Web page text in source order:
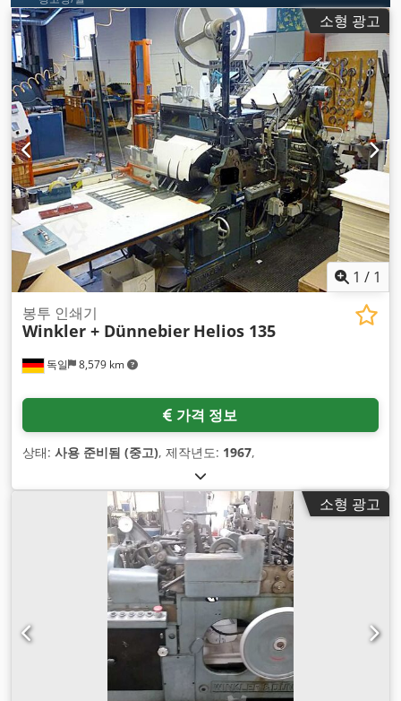
소형 광고
1 / 1
독일 8,579 km
봉투 인쇄기
Winkler + Dünnebier Helios 135
가격 정보
상태: 사용 준비됨 (중고), 제작년도: 1967,
소형 광고